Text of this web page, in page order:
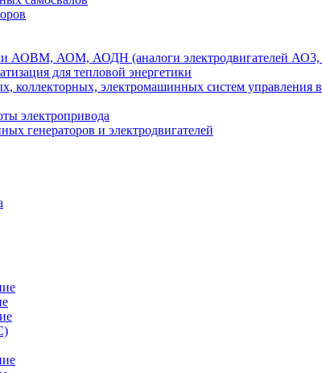
АОВМ, АОМ, АОДН (аналоги электродвигателей АО3,
для тепловой энергетики
коллекторных, электромашинных систем
электропривода
генераторов и электродвигателей